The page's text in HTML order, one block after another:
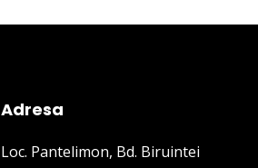
Adresa
Loc. Pantelimon, Bd. Biruintei